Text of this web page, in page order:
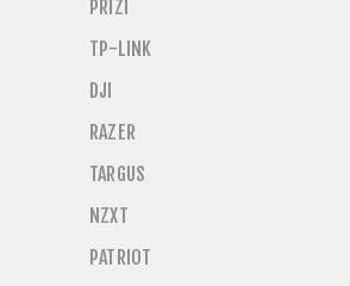
PRIZI
TP-LINK
DJI
RAZER
TARGUS
NZXT
PATRIOT